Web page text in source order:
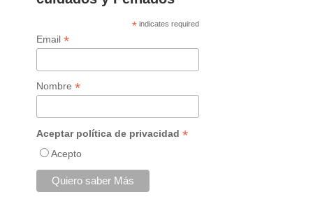
* indicates required
Email*
Nombre*
Aceptar política de privacidad*
Acepto